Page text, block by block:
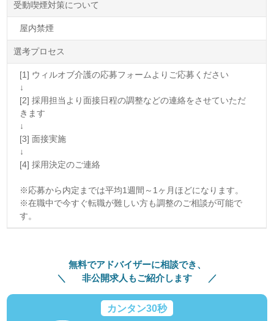
受動喫煙対策について
屋内禁煙
選考プロセス
[1] ウィルオブ介護の応募フォームよりご応募ください
↓
[2] 採用担当より面接日程の調整などの連絡をさせていただ
きます
↓
[3] 面接実施
↓
[4] 採用決定のご連絡
※応募から内定までは平均1週間～1ヶ月ほどになります。
※在職中で今すぐ転職が難しい方も調整のご相談が可能で
す。
無料でアドバイザーに相談でき、
非公開求人もご紹介します
カンタン30秒